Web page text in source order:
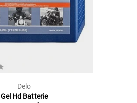
Delo
Gel Hd Batterie